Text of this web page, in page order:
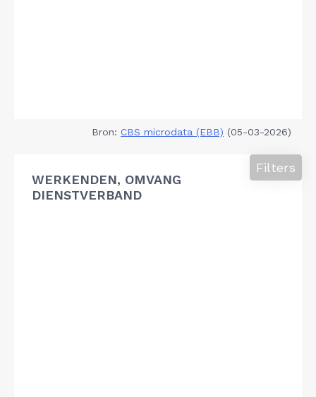
Bron: CBS microdata (EBB) (05-03-2026)
WERKENDEN, OMVANG
DIENSTVERBAND
Filters